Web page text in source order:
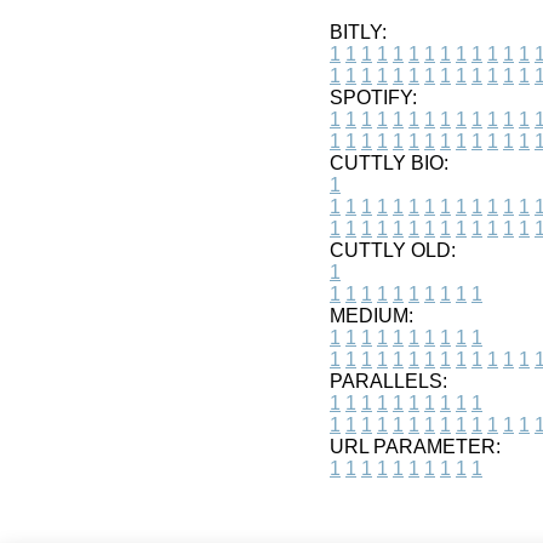
BITLY:
1 1 1 1 1 1 1 1 1 1 1 1 1 1
1 1 1 1 1 1 1 1 1 1 1 1 1 1
SPOTIFY:
1 1 1 1 1 1 1 1 1 1 1 1 1 1
1 1 1 1 1 1 1 1 1 1 1 1 1 1
CUTTLY BIO:
1
1 1 1 1 1 1 1 1 1 1 1 1 1 1
1 1 1 1 1 1 1 1 1 1 1 1 1 1
CUTTLY OLD:
1
1 1 1 1 1 1 1 1 1 1
MEDIUM:
1 1 1 1 1 1 1 1 1 1
1 1 1 1 1 1 1 1 1 1 1 1 1 1
PARALLELS:
1 1 1 1 1 1 1 1 1 1
1 1 1 1 1 1 1 1 1 1 1 1 1 1
URL PARAMETER:
1 1 1 1 1 1 1 1 1 1